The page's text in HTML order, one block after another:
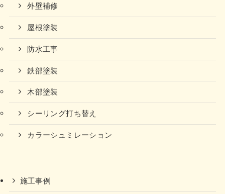
外壁補修
屋根塗装
防水工事
鉄部塗装
木部塗装
シーリング打ち替え
カラーシュミレーション
施工事例